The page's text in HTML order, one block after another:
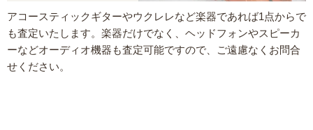
アコースティックギターやウクレレなど楽器であれば1点からで
も査定いたします。楽器だけでなく、ヘッドフォンやスピーカ
ーなどオーディオ機器も査定可能ですので、ご遠慮なくお問合
せください。